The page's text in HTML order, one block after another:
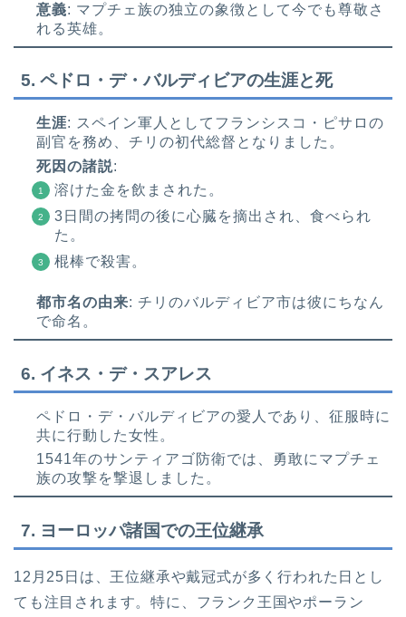
意義: マプチェ族の独立の象徴として今でも尊敬さ
れる英雄。
5. ペドロ・デ・バルディビアの生涯と死
生涯: スペイン軍人としてフランシスコ・ピサロの
副官を務め、チリの初代総督となりました。
死因の諸説:
溶けた金を飲まされた。
3日間の拷問の後に心臓を摘出され、食べられ
た。
棍棒で殺害。
都市名の由来: チリのバルディビア市は彼にちなん
で命名。
6. イネス・デ・スアレス
ペドロ・デ・バルディビアの愛人であり、征服時に
共に行動した女性。
1541年のサンティアゴ防衛では、勇敢にマプチェ
族の攻撃を撃退しました。
7. ヨーロッパ諸国での王位継承
12月25日は、王位継承や戴冠式が多く行われた日とし
ても注目されます。特に、フランク王国やポーラン